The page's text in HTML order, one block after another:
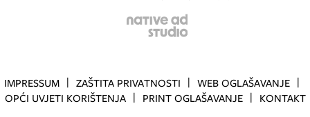
IMPRESSUM ZAŠTITA PRIVATNOSTI
WEB OGLAŠAVANJE
OPĆI UVJETI KORIŠTENJA
PRINT OGLAŠAVANJE KONTAKT